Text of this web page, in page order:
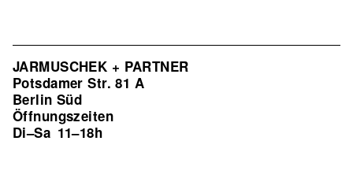
JARMUSCHEK + PARTNER
Potsdamer Str. 81 A
Berlin Süd
Öffnungszeiten
Di–Sa 11–18h